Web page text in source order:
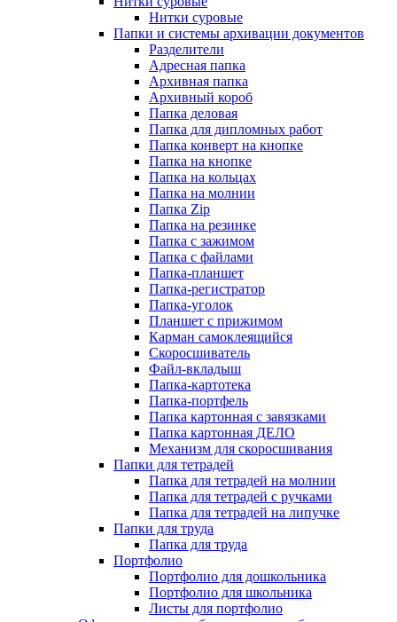
Нитки суровые
Папки и системы архивации документов
Разделители
Адресная папка
Архивная папка
Архивный короб
Папка деловая
Папка для дипломных работ
Папка конверт на кнопке
Папка на кнопке
Папка на кольцах
Папка на молнии
Папка Zip
Папка на резинке
Папка с зажимом
Папка с файлами
Папка-планшет
Папка-регистратор
Папка-уголок
Планшет с прижимом
Карман самоклеящийся
Скоросшиватель
Файл-вкладыш
Папка-картотека
Папка-портфель
Папка картонная с завязками
Папка картонная ДЕЛО
Механизм для скоросшивания
Папки для тетрадей
Папка для тетрадей на молнии
Папка для тетрадей с ручками
Папка для тетрадей на липучке
Папки для труда
Папка для труда
Портфолио
Портфолио для дошкольника
Портфолио для школьника
Листы для портфолио